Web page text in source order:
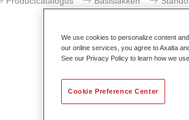
We use cookies to personalize content
our online services, you agree to Axalta
See our Privacy Policy to learn how we
Cookie Preference Center